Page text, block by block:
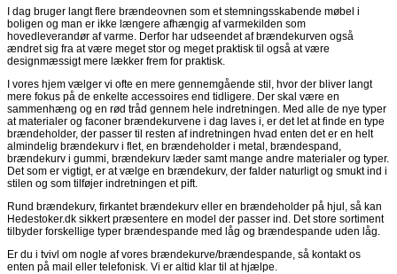
I dag bruger langt flere brændeovnen som et stemningsskabende møbel i
boligen og man er ikke længere afhængig af varmekilden som
hovedleverandør af varme. Derfor har udseendet af brændekurven også
ændret sig fra at være meget stor og meget praktisk til også at være
designmæssigt mere lækker frem for praktisk.
I vores hjem vælger vi ofte en mere gennemgående stil, hvor der bliver langt
mere fokus på de enkelte accessoires end tidligere. Der skal være en
sammenhæng og en rød tråd gennem hele indretningen. Med alle de nye typer
at materialer og faconer brændekurvene i dag laves i, er det let at finde en type
brændeholder, der passer til resten af indretningen hvad enten det er en helt
almindelig brændekurv i flet, en brændeholder i metal, brændespand,
brændekurv i gummi, brændekurv læder samt mange andre materialer og typer.
Det som er vigtigt, er at vælge en brændekurv, der falder naturligt og smukt ind i
stilen og som tilføjer indretningen et pift.
Rund brændekurv, firkantet brændekurv eller en brændeholder på hjul, så kan
Hedestoker.dk sikkert præsentere en model der passer ind. Det store sortiment
tilbyder forskellige typer brændespande med låg og brændespande uden låg.
Er du i tvivl om nogle af vores brændekurve/brændespande, så kontakt os
enten på mail eller telefonisk. Vi er altid klar til at hjælpe.